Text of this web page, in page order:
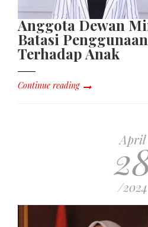
Anggota Dewan
Batasi
Terhadap Anak
Continue reading
April
/2024